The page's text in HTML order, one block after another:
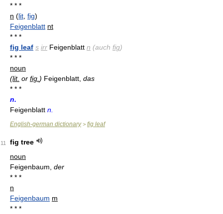
* * *
n (lit fig)
Feigenblatt nt
* * *
fig leaf s irr Feigenblatt n (auch fig)
* * *
noun
(lit. or fig. ) Feigenblatt, das
* * *
n.
Feigenblatt n.
English-german dictionary> fig leaf
11
fig tree
noun
Feigenbaum, der
* * *
n
Feigenbaum m
* * *